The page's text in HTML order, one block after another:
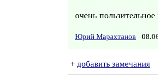
очень
Юрий Марахтанов
+ добавить замечания